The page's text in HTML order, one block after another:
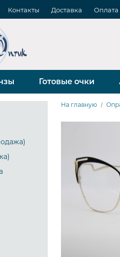
Контакты Доставка Оплата
Готовые очки
На главную